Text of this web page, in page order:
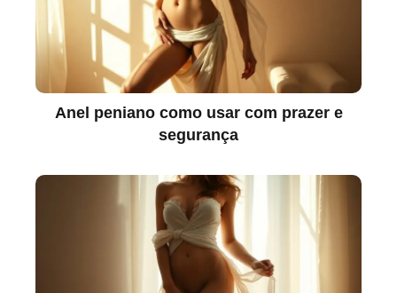
Anel peniano como usar com prazer e
segurança